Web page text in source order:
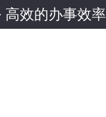
高效的办事效率